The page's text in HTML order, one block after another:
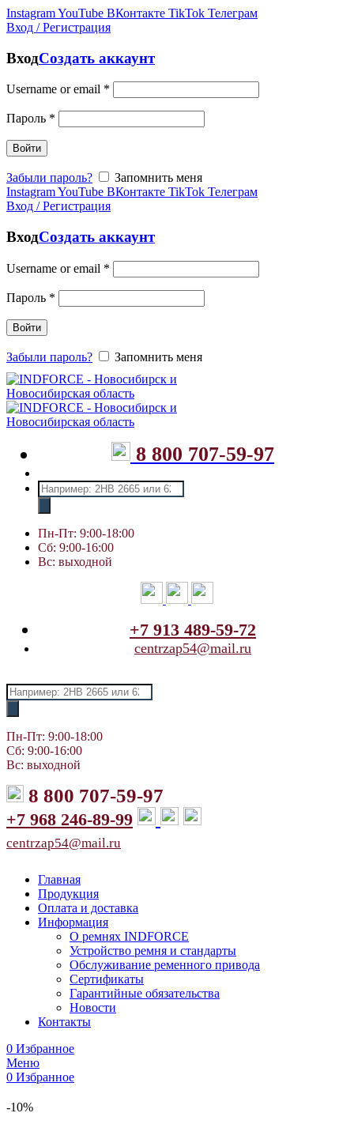
InstagramYouTube ВКонтакте TikTok Телеграм
Вход / Регистрация
ВходСоздать аккаунт
Username or email *
Пароль *
Войти
Забыли пароль?
Запомнить меня
InstagramYouTube ВКонтакте TikTok Телеграм
Вход / Регистрация
ВходСоздать аккаунт
Username or email *
Пароль *
Войти
Забыли пароль? Запомнить меня
8 800 707-59-97
Поиск
товаров
Пн-Пт: 9:00-18:00
Сб: 9:00-16:00
Вс: выходной
+7 913 489-59-72
centrzap54@mail.ru
Поиск
товаров
Пн-Пт: 9:00-18:00
Сб: 9:00-16:00
Вс: выходной
8 800 707-59-97
+7 968 246-89-99
centrzap54@mail.ru
Главная
Продукция
Оплата и доставка
Информация
О ремнях INDFORCE
Устройство ремня и стандарты
Обслуживание ременного привода
Сертификаты
Гарантийные обязательства
Новости
Контакты
0 Избранное
Меню
0 Избранное
-10%